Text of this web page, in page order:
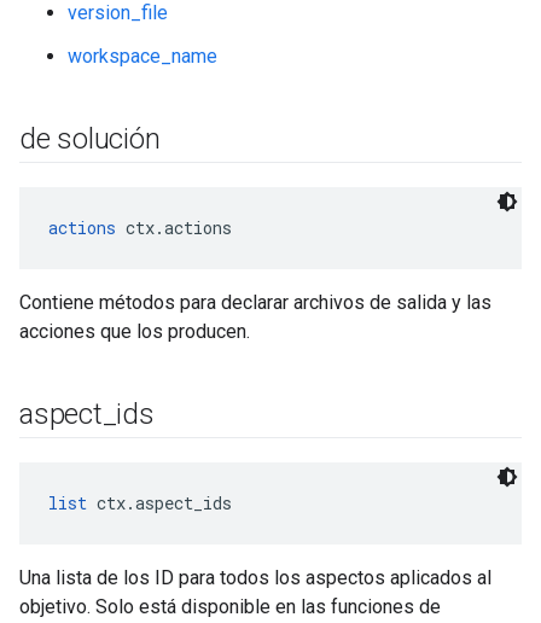
version_file
workspace_name
de solución
actions ctx.actions
Contiene métodos para declarar archivos de salida y las
acciones que los producen.
aspect ids
list ctx.aspect_ids
Una lista de los ID para todos los aspectos aplicados al
objetivo. Solo está disponible en las funciones de